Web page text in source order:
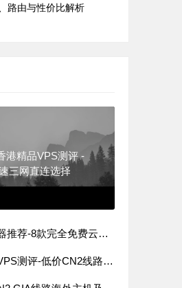
路由与性价比解析
港精品VPS测评 -
三网直连选择
免费云服务器汇总（支持海内外节点）
-低价CN2线路，网络稳定速度快